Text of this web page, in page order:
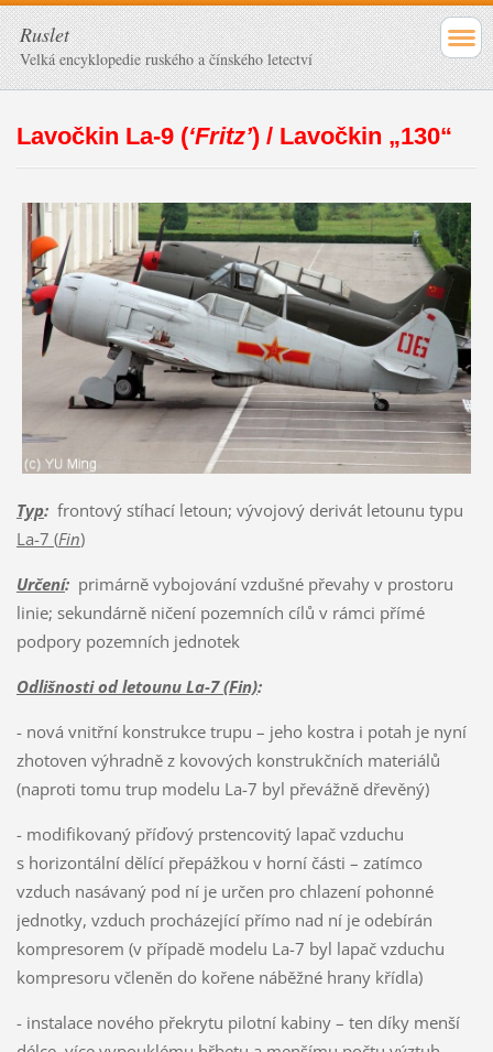
Ruslet
Velká encyklopedie ruského a čínského letectví
Lavočkin La-9 (‘Fritz’) / Lavočkin „130“
Typ:frontový stíhací letoun; vývojový derivát letounu typu
La-7 (Fin)
Určení:primárně vybojování vzdušné převahy v prostoru
linie; sekundárně ničení pozemních cílů v rámci přímé
podpory pozemních jednotek
Odlišnosti od letounu La-7 (Fin):
- nová vnitřní konstrukce trupu – jeho kostra i potah je nyní
zhotoven výhradně z kovových konstrukčních materiálů
(naproti tomu trup modelu La-7 byl převážně dřevěný)
- modifikovaný příďový prstencovitý lapač vzduchu
s horizontální dělící přepážkou v horní části – zatímco
vzduch nasávaný pod ní je určen pro chlazení pohonné
jednotky, vzduch procházející přímo nad ní je odebírán
kompresorem (v případě modelu La-7 byl lapač vzduchu
kompresoru včleněn do kořene náběžné hrany křídla)
- instalace nového překrytu pilotní kabiny – ten díky menší